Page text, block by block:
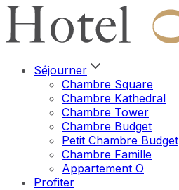
Séjourner
Chambre Square
Chambre Kathedral
Chambre Tower
Chambre Budget
Petit Chambre Budget
Chambre Famille
Appartement O
Profiter